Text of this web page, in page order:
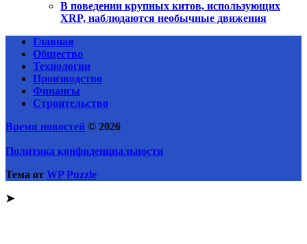
В поведении крупных китов, использующих
XRP, наблюдаются необычные движения
Главная
Общество
Технологии
Производство
Финансы
Строительство
Время новостей © 2026
Политика конфиденциальности
Тема от WP Puzzle
➤